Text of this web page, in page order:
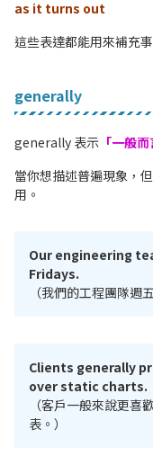
as it turns out
這些表達都能用來補充
generally
generally 表示 「一般
當你想描述普遍現象，
用。
Our engineering
Fridays.
（我們的工程團隊週
Clients generally
over static charts.
（客戶一般來說更
表。）